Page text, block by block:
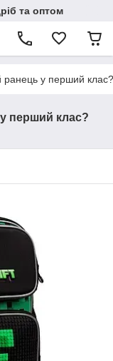
та оптом
ранець у перший
перший клас?